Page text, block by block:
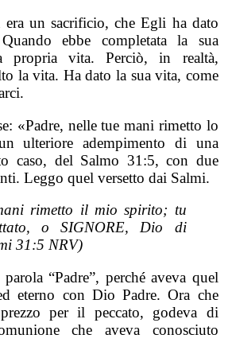
un sacrificio, che Egli ha dato
ebbe completata la sua
propria vita. Perciò, in realtà,
la vita. Ha dato la sua vita, come
«Padre, nelle tue mani rimetto lo
ulteriore adempimento di una
caso, del Salmo 31:5, con due
Leggo quel versetto dai Salmi.
rimetto il mio spirito; tu
o SIGNORE, Dio di
31:5 NRV)
“Padre”, perché aveva quel
eterno con Dio Padre. Ora che
per il peccato, godeva di
che aveva conosciuto